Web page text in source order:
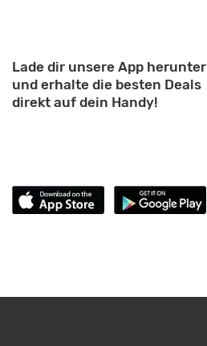
Lade dir unsere App herunter
und erhalte die besten Deals
direkt auf dein Handy!